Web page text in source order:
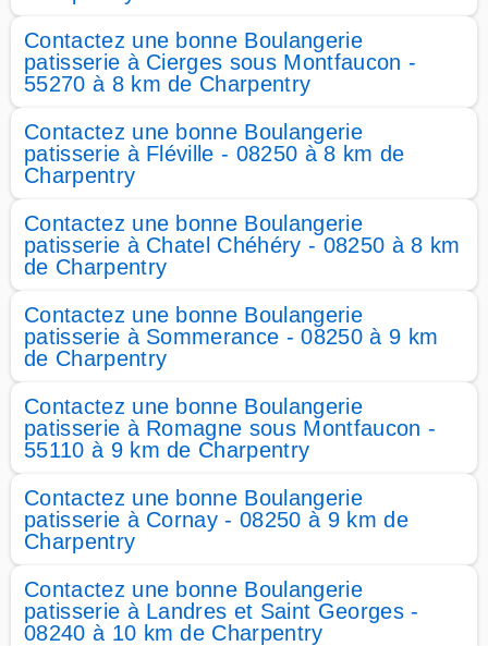
Contactez une bonne Boulangerie
patisserie à Cierges sous Montfaucon -
55270 à 8 km de Charpentry
Contactez une bonne Boulangerie
patisserie à Fléville - 08250 à 8 km de
Charpentry
Contactez une bonne Boulangerie
patisserie à Chatel Chéhéry - 08250 à 8 km
de Charpentry
Contactez une bonne Boulangerie
patisserie à Sommerance - 08250 à 9 km
de Charpentry
Contactez une bonne Boulangerie
patisserie à Romagne sous Montfaucon -
55110 à 9 km de Charpentry
Contactez une bonne Boulangerie
patisserie à Cornay - 08250 à 9 km de
Charpentry
Contactez une bonne Boulangerie
patisserie à Landres et Saint Georges -
08240 à 10 km de Charpentry